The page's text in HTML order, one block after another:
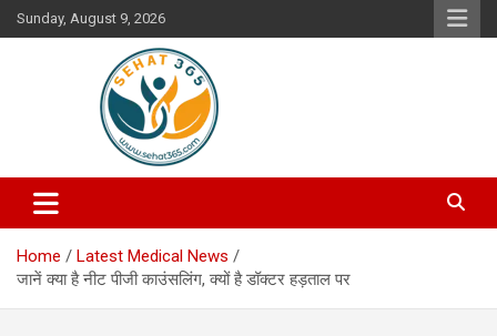
Skip
to
Sunday, August 9, 2026
Sehat365
Your's Complete Health Guide
Home
Latest Medical News
जानें क्या है नीट पीजी काउंसलिंग, क्यों है डॉक्टर हड़ताल पर